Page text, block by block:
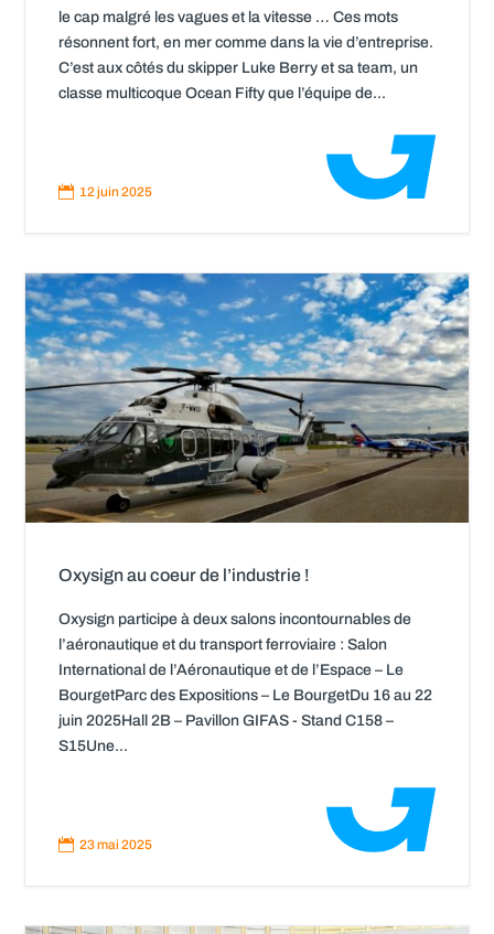
le cap malgré les vagues et la vitesse … Ces mots
résonnent fort, en mer comme dans la vie d’entreprise.
C’est aux côtés du skipper Luke Berry et sa team, un
classe multicoque Ocean Fifty que l’équipe de...
Read
More
 12 juin 2025
Oxysign au coeur de l’industrie !
Oxysign participe à deux salons incontournables de
l’aéronautique et du transport ferroviaire : Salon
International de l’Aéronautique et de l’Espace – Le
BourgetParc des Expositions – Le BourgetDu 16 au 22
juin 2025Hall 2B – Pavillon GIFAS - Stand C158 –
S15Une...
Read
More
 23 mai 2025